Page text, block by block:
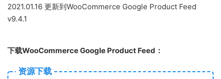
2021.01.16 更新到WooCommerce Google Product Feed
v9.4.1
下载WooCommerce Google Product Feed：
资源下载